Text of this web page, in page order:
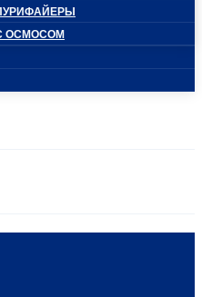
ОСМОСОМ